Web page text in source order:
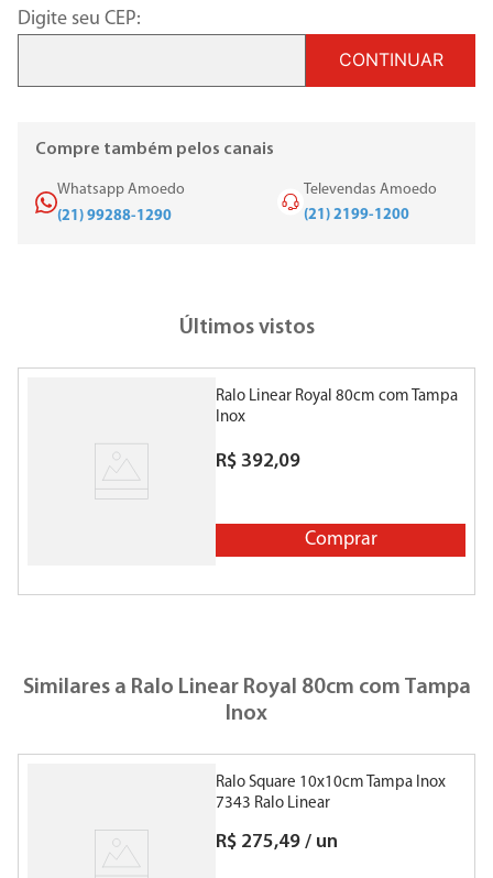
Digite seu CEP:
CONTINUAR
Compre também pelos canais
Whatsapp Amoedo
(21) 99288-1290
Televendas Amoedo
(21) 2199-1200
Últimos vistos
Ralo Linear Royal 80cm com Tampa
Inox
R$ 392,09
Comprar
Similares a Ralo Linear Royal 80cm com Tampa
Inox
Ralo Square 10x10cm Tampa Inox
7343 Ralo Linear
R$ 275,49 / un